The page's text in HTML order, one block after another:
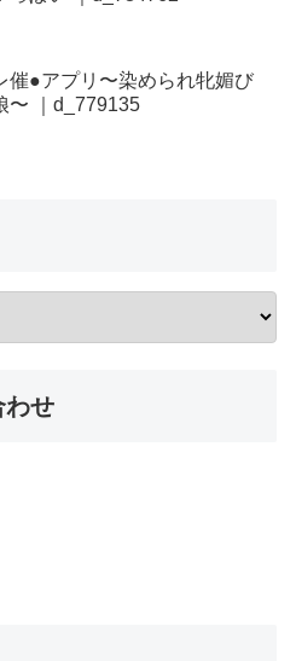
催●アプリ〜染められ牝媚び
〜 ｜d_779135
わせ